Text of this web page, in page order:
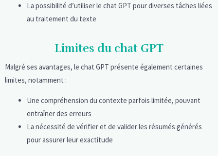
La possibilité d’utiliser le chat GPT pour diverses tâches liées
au traitement du texte
Limites du chat GPT
Malgré ses avantages, le chat GPT présente également certaines
limites, notamment :
Une compréhension du contexte parfois limitée, pouvant
entraîner des erreurs
La nécessité de vérifier et de valider les résumés générés
pour assurer leur exactitude